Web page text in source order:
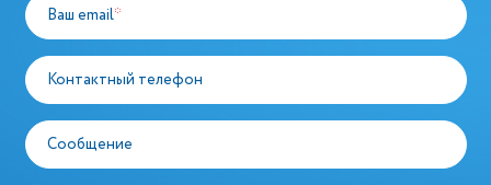
Ваш email*
Контактный телефон
Сообщение